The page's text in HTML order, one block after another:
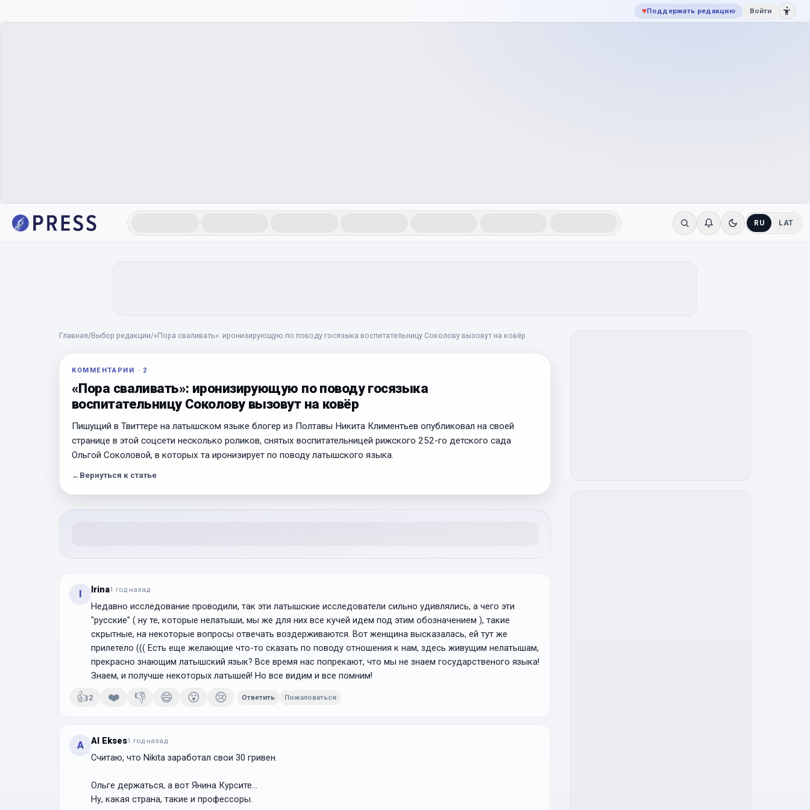
♥Поддержать редакцию Войти
RU LAT
Главная/Выбор редакции/«Пора сваливать»: иронизирующую по поводу госязыка воспитательницу Соколову вызовут на ковёр
КОММЕНТАРИИ · 2
«Пора сваливать»: иронизирующую по поводу госязыка
воспитательницу Соколову вызовут на ковёр
Пишущий в Твиттере на латышском языке блогер из Полтавы Никита Климентьев опубликовал на своей
странице в этой соцсети несколько роликов, снятых воспитательницей рижского 252-го детского сада
Ольгой Соколовой, в которых та иронизирует по поводу латышского языка.
← Вернуться к статье
I Irina1 год назад
Недавно исследование проводили, так эти латышские исследователи сильно удивлялись, а чего эти
"русские" ( ну те, которые нелатыши, мы же для них все кучей идем под этим обозначением ), такие
скрытные, на некоторые вопросы отвечать воздерживаются. Вот женщина высказалась, ей тут же
прилетело ((( Есть еще желающие что-то сказать по поводу отношения к нам, здесь живущим нелатышам,
прекрасно знающим латышский язык? Все время нас попрекают, что мы не знаем государственого языка!
Знаем, и получше некоторых латышей! Но все видим и все помним!
👍2 ❤️ 👎 😄 😮 😢 Ответить Пожаловаться
A Al Ekses1 год назад
Считаю, что Nikita заработал свои 30 гривен.
Ольге держаться, а вот Янина Курсите...
Ну, какая страна, такие и профессоры.